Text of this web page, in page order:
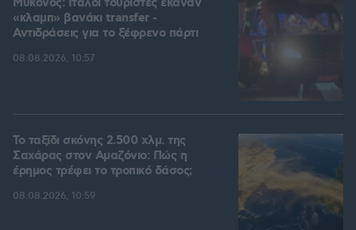
Μύκονος: Ιταλοί τουρίστες έκαναν
«κλαμπ» βανάκι transfer -
Αντιδράσεις για το ξέφρενο πάρτι
08.08.2026, 10:57
Το ταξίδι σκόνης 2.500 χλμ. της
Σαχάρας στον Αμαζόνιο: Πώς η
έρημος τρέφει το τροπικό δάσος;
08.08.2026, 10:59